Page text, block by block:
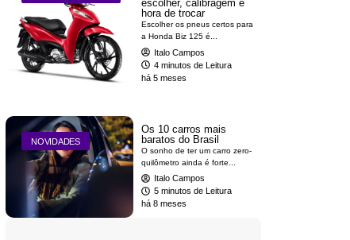
escolher, calibragem e
hora de trocar
Escolher os pneus certos para
a Honda Biz 125 é...
Italo Campos
4 minutos de Leitura
há 5 meses
NOVIDADES
Os 10 carros mais
baratos do Brasil
O sonho de ter um carro zero-
quilômetro ainda é forte...
Italo Campos
5 minutos de Leitura
há 8 meses